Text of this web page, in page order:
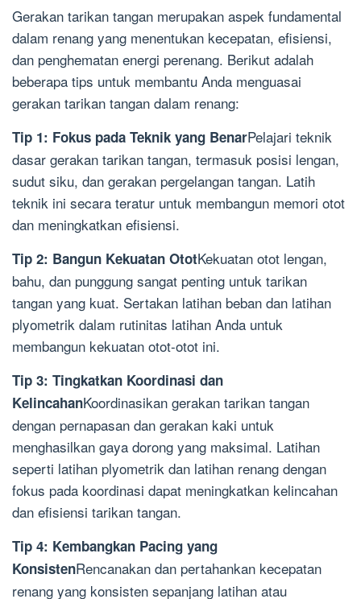
Gerakan tarikan tangan merupakan aspek fundamental
dalam renang yang menentukan kecepatan, efisiensi,
dan penghematan energi perenang. Berikut adalah
beberapa tips untuk membantu Anda menguasai
gerakan tarikan tangan dalam renang:
Tip 1: Fokus pada Teknik yang BenarPelajari teknik
dasar gerakan tarikan tangan, termasuk posisi lengan,
sudut siku, dan gerakan pergelangan tangan. Latih
teknik ini secara teratur untuk membangun memori otot
dan meningkatkan efisiensi.
Tip 2: Bangun Kekuatan OtotKekuatan otot lengan,
bahu, dan punggung sangat penting untuk tarikan
tangan yang kuat. Sertakan latihan beban dan latihan
plyometrik dalam rutinitas latihan Anda untuk
membangun kekuatan otot-otot ini.
Tip 3: Tingkatkan Koordinasi dan
KelincahanKoordinasikan gerakan tarikan tangan
dengan pernapasan dan gerakan kaki untuk
menghasilkan gaya dorong yang maksimal. Latihan
seperti latihan plyometrik dan latihan renang dengan
fokus pada koordinasi dapat meningkatkan kelincahan
dan efisiensi tarikan tangan.
Tip 4: Kembangkan Pacing yang
KonsistenRencanakan dan pertahankan kecepatan
renang yang konsisten sepanjang latihan atau